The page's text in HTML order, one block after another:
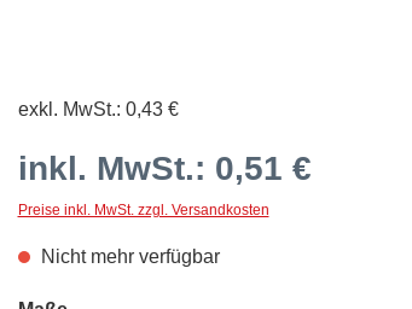
exkl. MwSt.: 0,43 €
inkl. MwSt.: 0,51 €
Preise inkl. MwSt. zzgl. Versandkosten
Nicht mehr verfügbar